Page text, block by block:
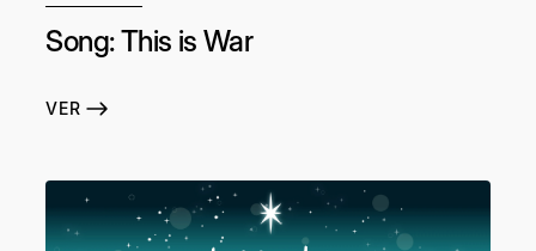
Song: This is War
VER